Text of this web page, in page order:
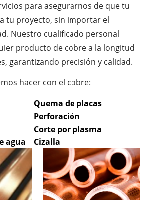
para asegurarnos de que tu
tu proyecto, sin importar el
Nuestro cualificado personal
producto de cobre a la longitud
garantizando precisión y calidad.
hacer con el cobre:
agua
Quema de placas
Perforación
Corte por plasma
Cizalla